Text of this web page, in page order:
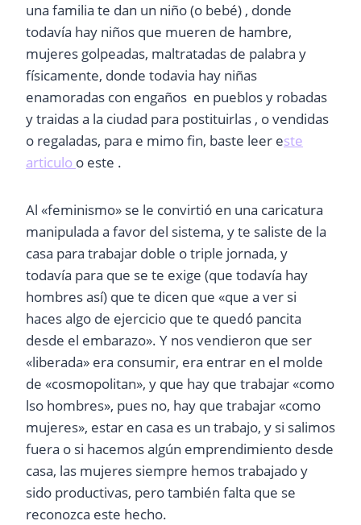
una familia te dan un niño (o bebé) , donde
todavía hay niños que mueren de hambre,
mujeres golpeadas, maltratadas de palabra y
físicamente, donde todavia hay niñas
enamoradas con engaños en pueblos y robadas
y traidas a la ciudad para postituirlas , o vendidas
o regaladas, para e mimo fin, baste leer este
articulo o este .
Al «feminismo» se le convirtió en una caricatura
manipulada a favor del sistema, y te saliste de la
casa para trabajar doble o triple jornada, y
todavía para que se te exige (que todavía hay
hombres así) que te dicen que «que a ver si
haces algo de ejercicio que te quedó pancita
desde el embarazo». Y nos vendieron que ser
«liberada» era consumir, era entrar en el molde
de «cosmopolitan», y que hay que trabajar «como
lso hombres», pues no, hay que trabajar «como
mujeres», estar en casa es un trabajo, y si salimos
fuera o si hacemos algún emprendimiento desde
casa, las mujeres siempre hemos trabajado y
sido productivas, pero también falta que se
reconozca este hecho.